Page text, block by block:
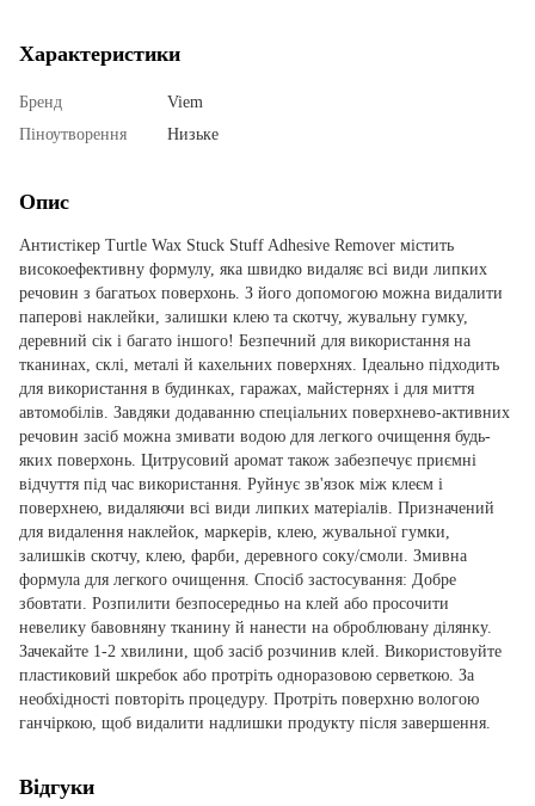
Характеристики
Бренд
Viem
Піноутворення
Низьке
Опис
Антистікер Turtle Wax Stuck Stuff Adhesive Remover містить
високоефективну формулу, яка швидко видаляє всі види липких
речовин з багатьох поверхонь. З його допомогою можна видалити
паперові наклейки, залишки клею та скотчу, жувальну гумку,
деревний сік і багато іншого! Безпечний для використання на
тканинах, склі, металі й кахельних поверхнях. Ідеально підходить
для використання в будинках, гаражах, майстернях і для миття
автомобілів. Завдяки додаванню спеціальних поверхнево-активних
речовин засіб можна змивати водою для легкого очищення будь-
яких поверхонь. Цитрусовий аромат також забезпечує приємні
відчуття під час використання. Руйнує зв'язок між клеєм і
поверхнею, видаляючи всі види липких матеріалів. Призначений
для видалення наклейок, маркерів, клею, жувальної гумки,
залишків скотчу, клею, фарби, деревного соку/смоли. Змивна
формула для легкого очищення. Спосіб застосування: Добре
збовтати. Розпилити безпосередньо на клей або просочити
невелику бавовняну тканину й нанести на оброблювану ділянку.
Зачекайте 1-2 хвилини, щоб засіб розчинив клей. Використовуйте
пластиковий шкребок або протріть одноразовою серветкою. За
необхідності повторіть процедуру. Протріть поверхню вологою
ганчіркою, щоб видалити надлишки продукту після завершення.
Відгуки